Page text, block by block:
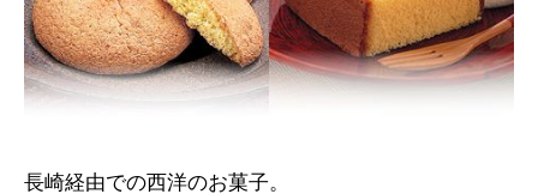
長崎経由での西洋のお菓子。